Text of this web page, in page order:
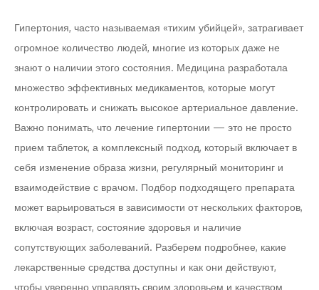
Гипертония, часто называемая «тихим убийцей», затрагивает
огромное количество людей, многие из которых даже не
знают о наличии этого состояния. Медицина разработала
множество эффективных медикаментов, которые могут
контролировать и снижать высокое артериальное давление.
Важно понимать, что лечение гипертонии — это не просто
прием таблеток, а комплексный подход, который включает в
себя изменение образа жизни, регулярный мониторинг и
взаимодействие с врачом. Подбор подходящего препарата
может варьироваться в зависимости от нескольких факторов,
включая возраст, состояние здоровья и наличие
сопутствующих заболеваний. Разберем подробнее, какие
лекарственные средства доступны и как они действуют,
чтобы уверенно управлять своим здоровьем и качеством